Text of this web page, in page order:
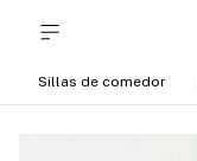
Sillas de comedor